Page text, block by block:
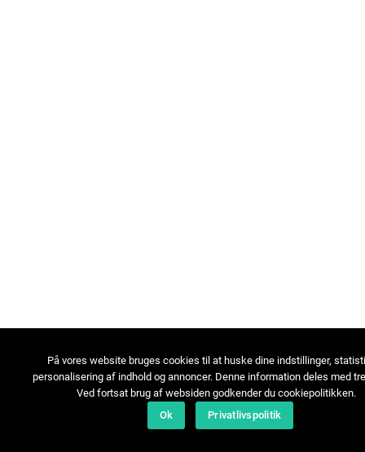
På vores website bruges cookies til at huske dine indstillinger,
personalisering af indhold og annoncer. Denne information deles med
Ved fortsat brug af websiden godkender du cookiepolitikken.
Ok
Privatlivspolitik